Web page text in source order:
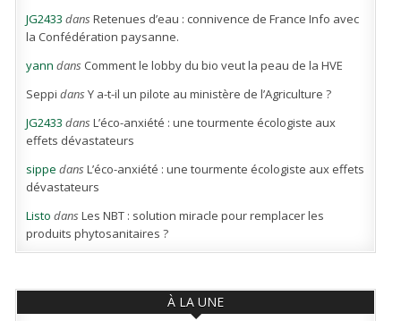
JG2433 dansRetenues d’eau : connivence de France Info avec
la Confédération paysanne.
yann dans Comment le lobby du bio veut la peau de la HVE
Seppi dansY a-t-il un pilote au ministère de l’Agriculture ?
JG2433 dansL’éco-anxiété : une tourmente écologiste aux
effets dévastateurs
sippe dansL’éco-anxiété : une tourmente écologiste aux effets
dévastateurs
Listo dansLes NBT : solution miracle pour remplacer les
produits phytosanitaires ?
À LA UNE